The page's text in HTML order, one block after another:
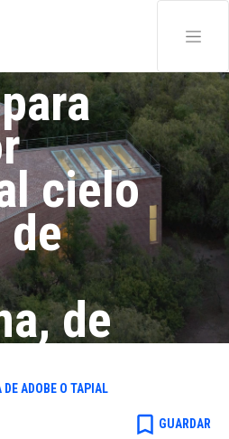
cielo
de
de
DE ADOBE O TAPIAL
bookmark_border GUARDAR